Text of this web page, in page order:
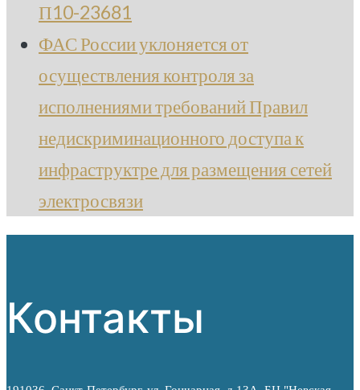
П10-23681
ФАС России уклоняется от
осуществления контроля за
исполнениями требований Правил
недискриминационного доступа к
инфраструктре для размещения сетей
электросвязи
Контакты